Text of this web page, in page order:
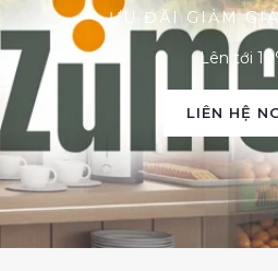
ƯU ĐÃI GIẢM
Lên tới
LIÊN HỆ